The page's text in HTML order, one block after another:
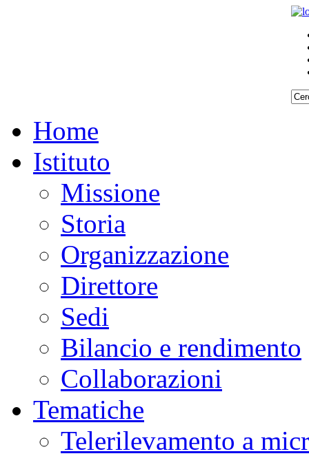
Home
Istituto
Missione
Storia
Organizzazione
Direttore
Sedi
Bilancio e rendimento
Collaborazioni
Tematiche
Telerilevamento a